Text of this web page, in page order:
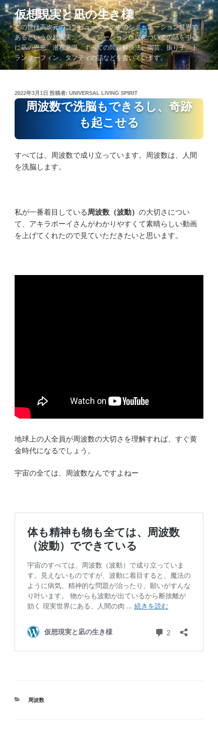
コ
ン
テ
ン
ツ
へ
仮想現実と凪の生き様
この世は高次元のコンピューターの中のシミュレーション世界で
あるという仮想現実、シミュレーション仮説についての話を中心
に凪の恩恵、潜在意識、すべての問題解決法、園芸、振り子、ト
ランサーフィン、タフティの話などを書いています。
投
稿
2022年3月1日 投稿者: UNIVERSAL LIVING SPIRIT
周波数で洗脳もできるし、奇跡
も起こせる
すべては、周波数で成り立っています。周波数は、人間
を洗脳します。
私が一番着目している 周波数（波動） の大切さについ
て、アキラボーイさんがわかりやすくて素晴らしい動画
を上げてくれたので見ていただきたいと思います。
地球上の人全員が周波数の大切さを理解すれば、すぐ黄
金時代になるでしょう。
宇宙の全ては、周波数なんですよねー
カ
周波数